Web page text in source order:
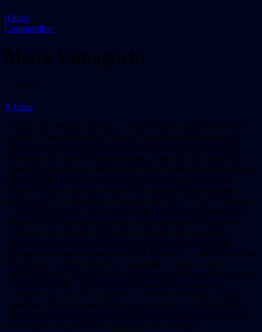
0 likes
Compartilhar
Meire Yamaguchi
13 Views
0
A Crise
Criadora do “Método Absoluto – Pare de Fumar Sem Sofrimento” e
do curso “Desentravando a Língua”, voltado ao desbloqueio da
comunicação em idiomas estrangeiros, Meire segue dedicada à
missão de unir ciência e espiritualidade. Com mais de 20 anos de
experiência em terapias integrativas, Meire Yamaguchi é formada em
Psicologia pela Universidade Paris VIII e em Naturopatia pela
Escola Cenatho, em Paris, além de ser especialista em hipnose
quântica, EFT e homeopatia. É autora dos livros “O GPS Espiritual”
e “O Fim do Karma”, obras que auxiliam os leitores a despertar a
intuição e transformar desafios em oportunidades de crescimento
espiritual. Seu trabalho é dedicado à expansão da consciência e à
integração dos aspectos físico, emocional, mental e espiritual.
Yamaguchi ensina a utilização do GPS Espiritual — uma ferramenta
intuitiva para superar bloqueios, transmutar o karma e trazer
equilíbrio à vida. Ela desenvolveu programas práticos, como o curso
“Avatares da Cura”, com o objetivo de auxiliar as pessoas a
acessarem sua consciência superior e viverem de forma alinhada e
abundante. Com uma abordagem que une ciência, espiritualidade e
autoconhecimento, a missão da terapeuta é apoiar cada indivíduo a
desbloquear seu potencial e manifestar uma vida plena.